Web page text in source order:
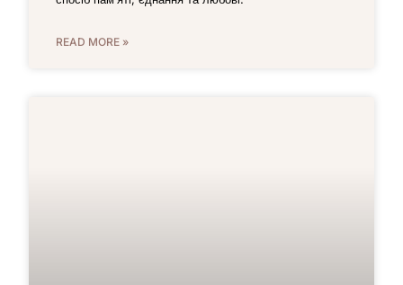
READ MORE »